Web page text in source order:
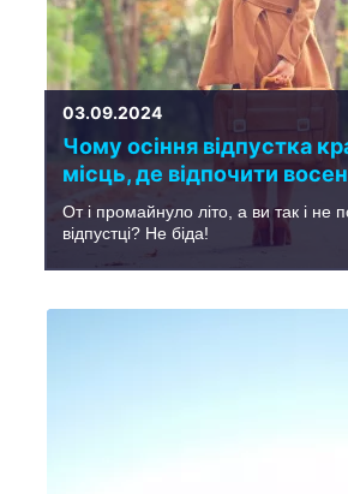
03.09.2024
Чому осіння відпустка
місць, де відпочити
От і промайнуло літо, а ви так і не
відпустці? Не біда!